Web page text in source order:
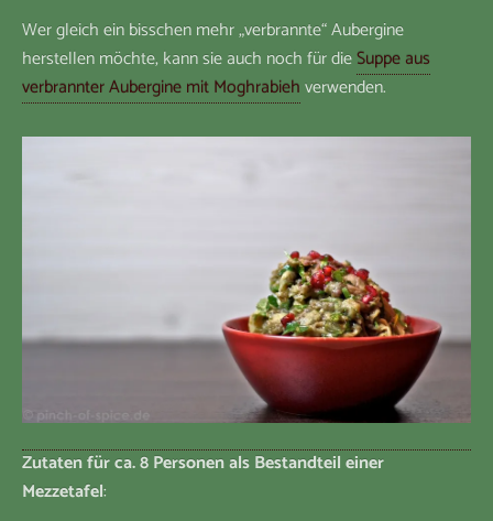
Wer gleich ein bisschen mehr „verbrannte“ Aubergine
herstellen möchte, kann sie auch noch für dieSuppe aus
verbrannter Aubergine mit Moghrabiehverwenden.
Zutaten für ca. 8 Personen als Bestandteil einer
Mezzetafel: